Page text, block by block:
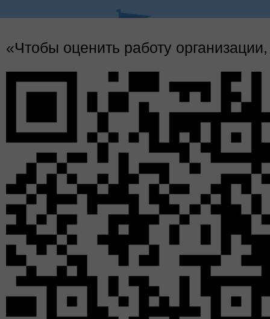
«Чтобы оценить работу
Краевая акция «Семейный код